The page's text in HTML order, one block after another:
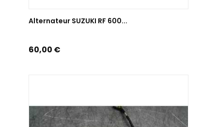
Alternateur SUZUKI RF 600...
Prix
60,00 €